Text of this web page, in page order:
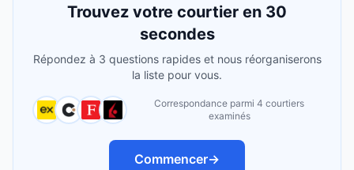
Trouvez votre courtier en 30
secondes
Répondez à 3 questions rapides et nous réorganiserons
la liste pour vous.
Correspondance parmi 4 courtiers
examinés
Commencer→